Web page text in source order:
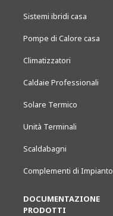
Sistemi ibridi casa
Pompe di Calore casa
Climatizzatori
Caldaie Professionali
Solare Termico
Unità Terminali
Scaldabagni
Complementi di Impianto
DOCUMENTAZIONE
PRODOTTI